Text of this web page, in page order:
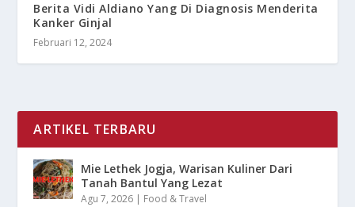
Berita Vidi Aldiano Yang Di Diagnosis Menderita
Kanker Ginjal
Februari 12, 2024
ARTIKEL TERBARU
Mie Lethek Jogja, Warisan Kuliner Dari
Tanah Bantul Yang Lezat
Agu 7, 2026 Food & Travel